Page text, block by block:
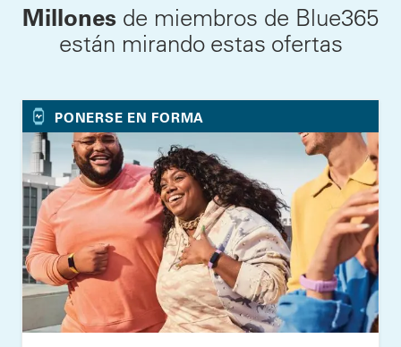
Millones de miembros de Blue365
están mirando estas ofertas
PONERSE EN FORMA